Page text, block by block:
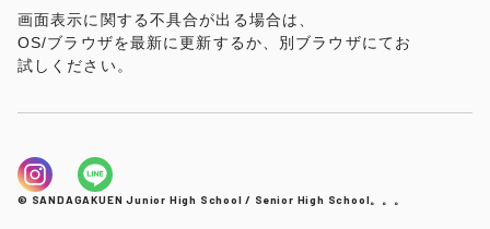
画面表示に関する不具合が出る場合は、
OS/ブラウザを最新に更新するか、別ブラウザにてお
試しください。
© SANDAGAKUEN Junior High School / Senior High School。。。